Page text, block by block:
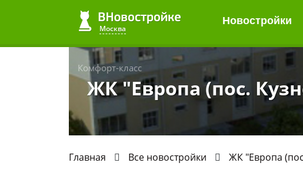
Москва
Новостройки
Комфорт-класс
ЖК "Европа (пос.
Главная Все новостройки ЖК "Европа